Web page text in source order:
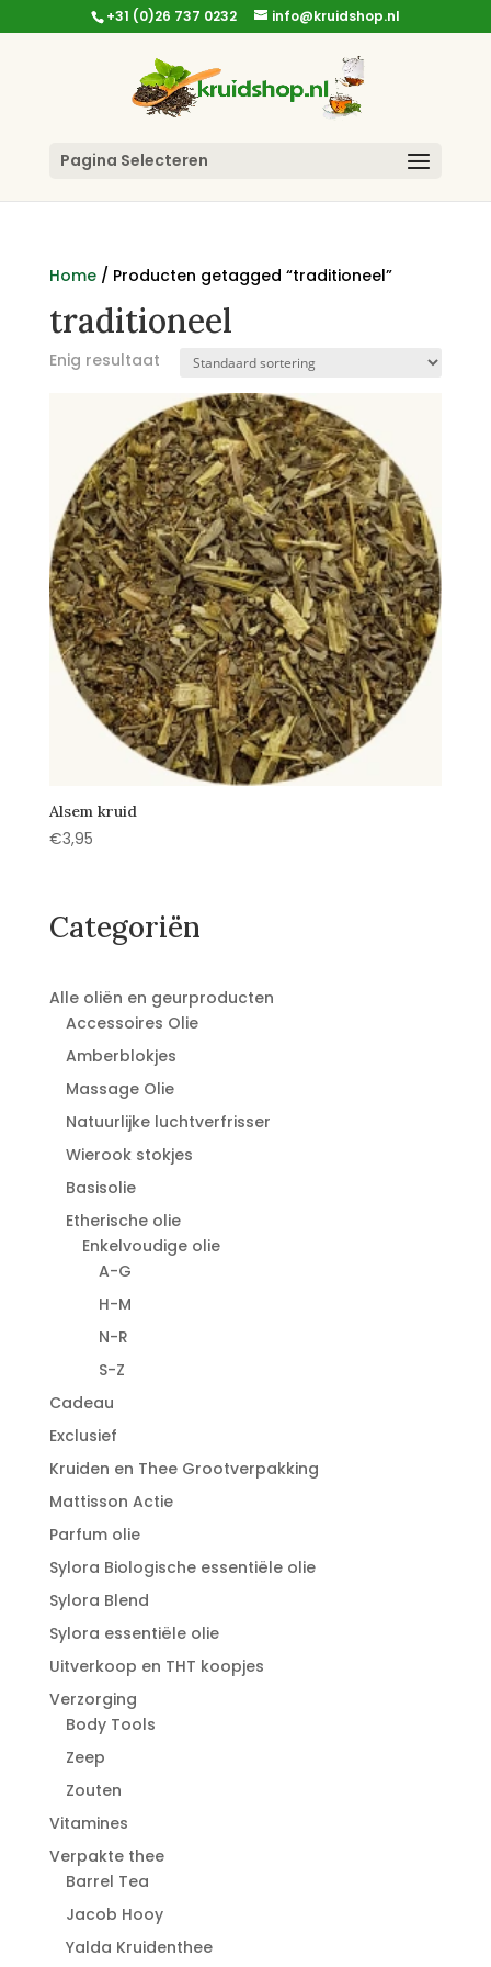
+31 (0)26 737 0232 info@kruidshop.nl
Pagina Selecteren
Home/ Producten getagged “traditioneel”
traditioneel
Enig resultaat
Alsem kruid
€3,95
Categoriën
Alle oliën en geurproducten
Accessoires Olie
Amberblokjes
Massage Olie
Natuurlijke luchtverfrisser
Wierook stokjes
Basisolie
Etherische olie
Enkelvoudige olie
A-G
H-M
N-R
S-Z
Cadeau
Exclusief
Kruiden en Thee Grootverpakking
Mattisson Actie
Parfum olie
Sylora Biologische essentiële olie
Sylora Blend
Sylora essentiële olie
Uitverkoop en THT koopjes
Verzorging
Body Tools
Zeep
Zouten
Vitamines
Verpakte thee
Barrel Tea
Jacob Hooy
Yalda Kruidenthee